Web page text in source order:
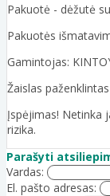
Pakuotė - dėžutė
Pakuotės
Gamintojas:
Žaislas
Įspėjimas! Netinka
rizika.
Parašyti
Vardas:
El. pašto adresas: